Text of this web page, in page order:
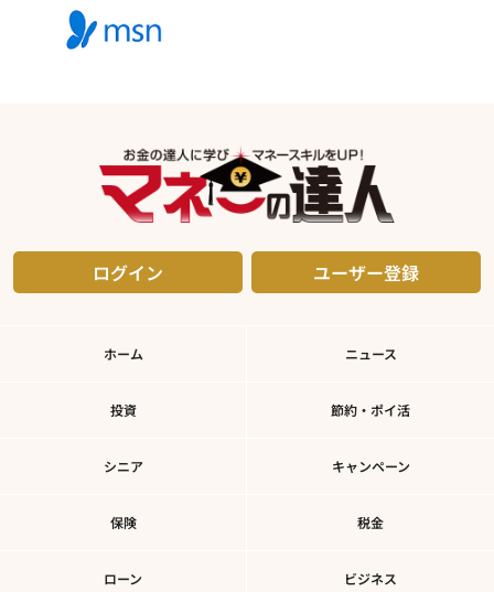
ログイン ユーザー登録
ホーム ニュース
投資 節約・ポイ活
シニア キャンペーン
保険 税金
ローン ビジネス